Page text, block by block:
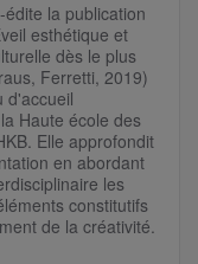
édite la publication
esthétique et
dès le plus
Ferretti, 2019)
d'accueil
Haute école des
Elle approfondit
en abordant
les
constitutifs
de la créativité.